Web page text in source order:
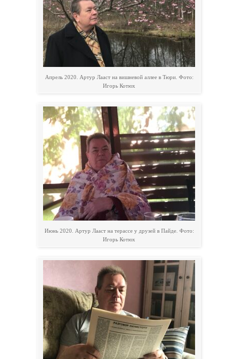
Апрель 2020. Артур Лааст на вишневой аллее в Тюри. Фото:
Игорь Котюх
Июнь 2020. Артур Лааст на терассе у друзей в Пайде. Фото:
Игорь Котюх